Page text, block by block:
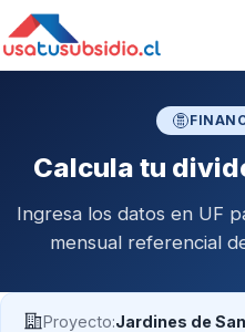
Calcula tu
Ingresa los datos en UF
mensual referencial
Proyecto:Jardines de